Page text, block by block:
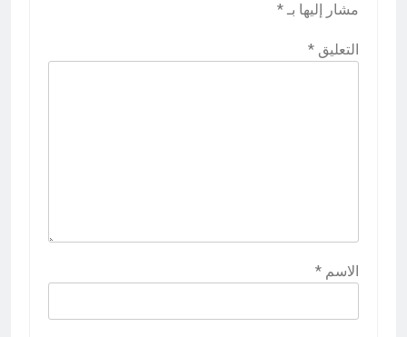
مشار إليها بـ *
التعليق *
الاسم *